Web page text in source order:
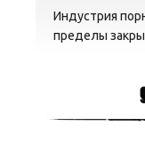
Индустрия
пределы